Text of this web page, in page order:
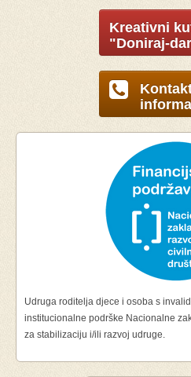
Kreativni
"Doniraj-
Udruga roditelja djece i osoba s
institucionalne podrške Nacionalne
za stabilizaciju i/ili razvoj udruge.